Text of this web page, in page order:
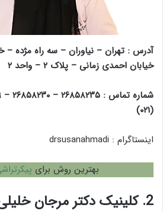
آدرس : تهران – نیاوران – سه راه مژده
خیابان احمدی زمانی – پلاک ۲ – واحد ۲
(۰۲۱)
اینستاگرام :‌ drsusanahmadi
بهترین روش برای
2. کلینیک دکتر مرجان خلیلی